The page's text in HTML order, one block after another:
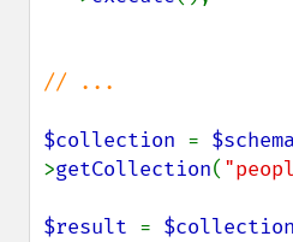
// ...
$collection = $schema
>getCollection(
$result = $collection